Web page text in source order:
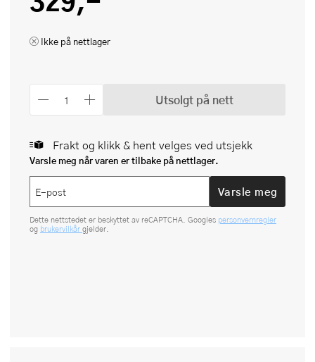
Ikke på nettlager
Utsolgt på nett
Frakt og klikk & hent velges ved utsjekk
Varsle meg når varen er tilbake på nettlager.
Varsle meg
Dette nettstedet er beskyttet av reCAPTCHA. Googles personvernregler
og brukervilkår gjelder.